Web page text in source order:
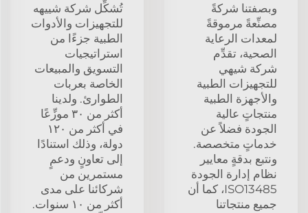
وبصفتنا شركةً
مصنِّعةً مرموقةً
لمعدات الرعاية
الصحية، تقدِّم
شركة شيهي
للتجهيزات الطبية
والأجهزة الطبية
منتجاتٍ عالية
الجودة فضلاً عن
خدماتٍ متخصصة.
ونتبع بدقةٍ معايير
نظام إدارة الجودة
ISO13485، كما أن
جميع منتجاتنا
تُشكِّل شركة شييهه
للتجهيزات والأدوات
الطبية جزءًا من
استراتيجيات
التسويق والمبيعات
الخاصة بعربات
الطوارئ. ولدينا
أكثر من ٣٠ موزِّعًا
في أكثر من ١٢٠
دولة، وذلك استنادًا
إلى تعاونٍ ودعمٍ
مستمرين من
شركائنا على مدى
أكثر من ١٠ سنوات.